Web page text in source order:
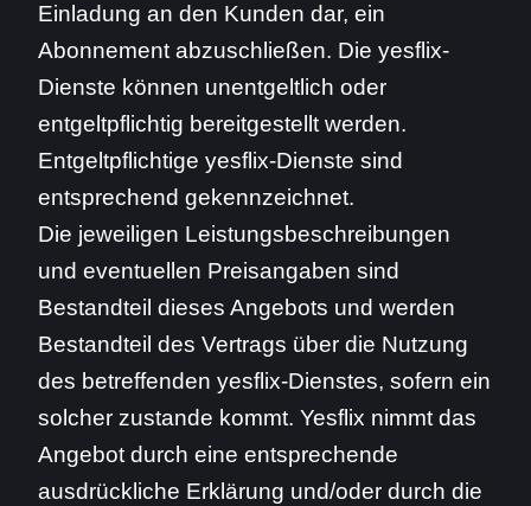
Einladung an den Kunden dar, ein
Abonnement abzuschließen. Die yesflix-
Dienste können unentgeltlich oder
entgeltpflichtig bereitgestellt werden.
Entgeltpflichtige yesflix-Dienste sind
entsprechend gekennzeichnet.
Die jeweiligen Leistungsbeschreibungen
und eventuellen Preisangaben sind
Bestandteil dieses Angebots und werden
Bestandteil des Vertrags über die Nutzung
des betreffenden yesflix-Dienstes, sofern ein
solcher zustande kommt. Yesflix nimmt das
Angebot durch eine entsprechende
ausdrückliche Erklärung und/oder durch die